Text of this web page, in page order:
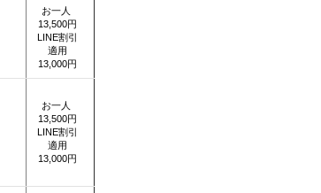
お一人
13,500円
LINE割引
適用
13,000円
お一人
13,500円
LINE割引
適用
13,000円